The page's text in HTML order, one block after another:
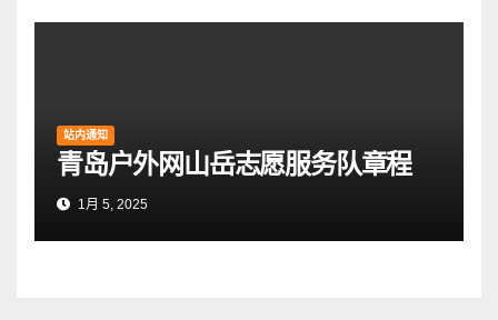
站内通知
青岛户外网山岳志愿服务队章程
1月 5, 2025